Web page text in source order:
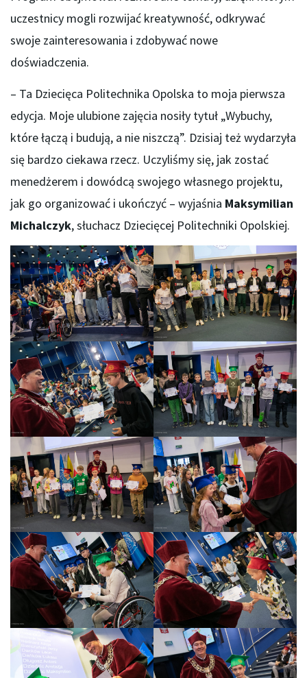
uczestnicy mogli rozwijać kreatywność, odkrywać
swoje zainteresowania i zdobywać nowe
doświadczenia.
– Ta Dziecięca Politechnika Opolska to moja pierwsza
edycja. Moje ulubione zajęcia nosiły tytuł „Wybuchy,
które łączą i budują, a nie niszczą”. Dzisiaj też wydarzyła
się bardzo ciekawa rzecz. Uczyliśmy się, jak zostać
menedżerem i dowódcą swojego własnego projektu,
jak go organizować i ukończyć – wyjaśnia Maksymilian
Michalczyk, słuchacz Dziecięcej Politechniki Opolskiej.